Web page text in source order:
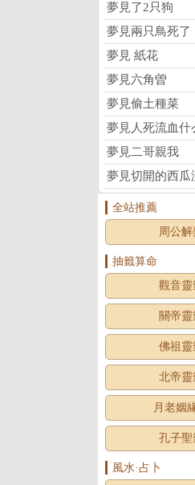
夢見了2只狗
夢見兩只鳥死了
夢見 紙花
夢見六角曽
夢見偷土種菜
夢見人死流血什
夢見二哥親我
夢見切開的西瓜
全站推薦
周公解
抽籤算命
觀音靈
關帝靈
佛祖靈
北帝靈
月老姻
孔子聖
風水·占卜